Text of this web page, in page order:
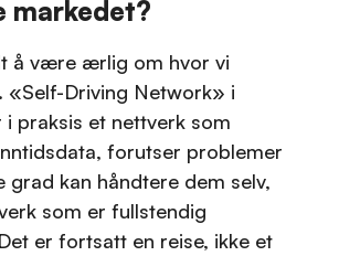
markedet?
å være ærlig om hvor vi
«Self-Driving Network» i
praksis et nettverk som
forutser problemer
grad kan håndtere dem selv,
som er fullstendig
er fortsatt en reise, ikke et